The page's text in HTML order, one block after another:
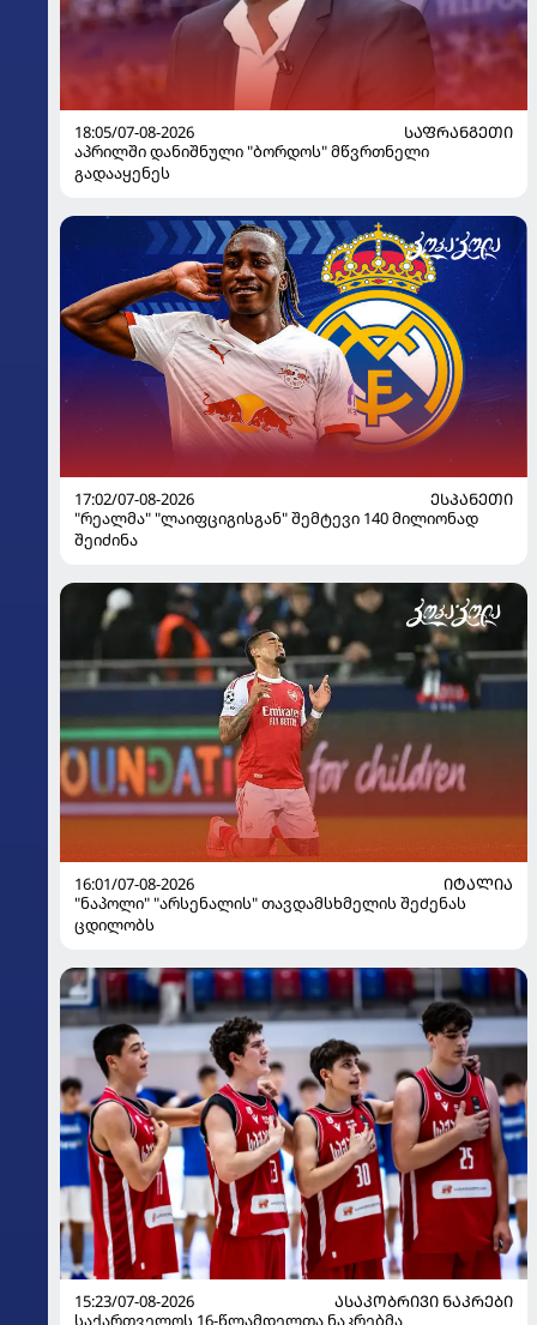
18:05/07-08-2026
ᲡᲐᲤᲠᲐᲜᲒᲔᲗᲘ
აპრილში დანიშნული "ბორდოს" მწვრთნელი
გადააყენეს
17:02/07-08-2026
ᲔᲡᲞᲐᲜᲔᲗᲘ
"რეალმა" "ლაიფციგისგან" შემტევი 140 მილიონად
შეიძინა
16:01/07-08-2026
ᲘᲢᲐᲚᲘᲐ
"ნაპოლი" "არსენალის" თავდამსხმელის შეძენას
ცდილობს
15:23/07-08-2026
ᲐᲡᲐᲙᲝᲑᲠᲘᲕᲘ ᲜᲐᲙᲠᲔᲑᲘ
საქართველოს 16-წლამდელთა ნაკრებმა